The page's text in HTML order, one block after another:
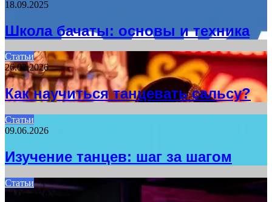
18.09.2025
Школа бачаты: основы и техника
Статьи
26.02.2026
Как научиться танцевать сальсу?
Статьи
09.06.2026
Изучение танцев: шаг за шагом
Статьи
13.05.2026